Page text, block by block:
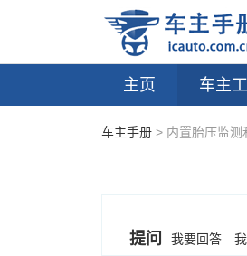
主页 车主
车主手册 > 内置胎压监测
提问 我要回答